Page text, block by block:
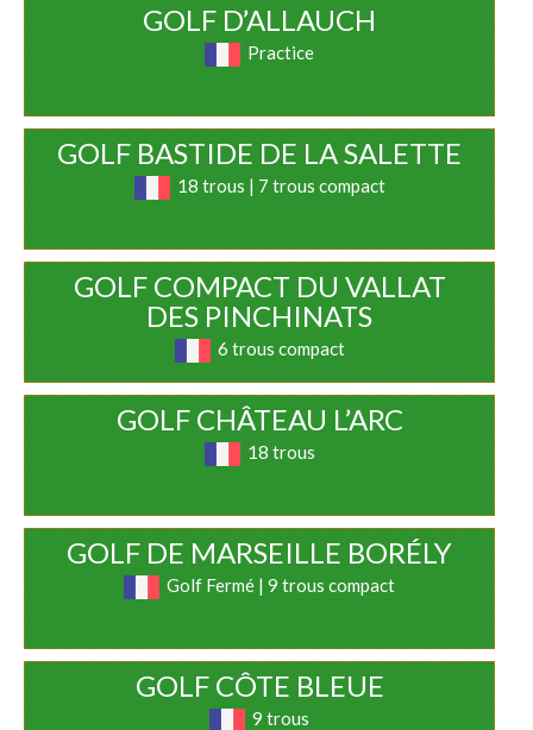
GOLF D’ALLAUCH
Practice
GOLF BASTIDE DE LA SALETTE
18 trous | 7 trous compact
GOLF COMPACT DU VALLAT
DES PINCHINATS
6 trous compact
GOLF CHÂTEAU L’ARC
18 trous
GOLF DE MARSEILLE BORÉLY
Golf Fermé | 9 trous compact
GOLF CÔTE BLEUE
9 trous